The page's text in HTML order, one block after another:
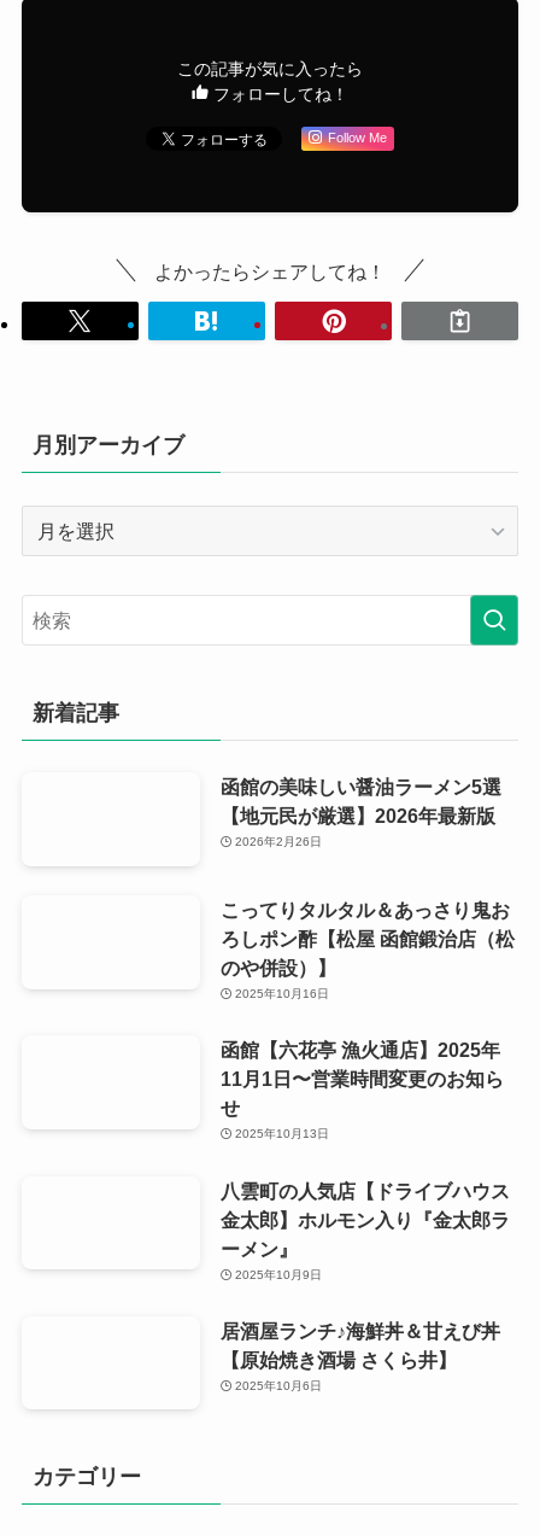
この記事が気に入ったら
フォローしてね！
Follow Me
よかったらシェアしてね！
月別アーカイブ
ー
カ
ブ
新着記事
函館の美味しい醤油ラーメン5選
【地元民が厳選】2026年最新版
2026年2月26日
こってりタルタル＆あっさり鬼お
ろしポン酢【松屋 函館鍛治店（松
のや併設）】
2025年10月16日
函館【六花亭 漁火通店】2025年
11月1日〜営業時間変更のお知ら
せ
2025年10月13日
八雲町の人気店【ドライブハウス
金太郎】ホルモン入り『金太郎ラ
ーメン』
2025年10月9日
居酒屋ランチ♪海鮮丼＆甘えび丼
【原始焼き酒場 さくら井】
2025年10月6日
カテゴリー